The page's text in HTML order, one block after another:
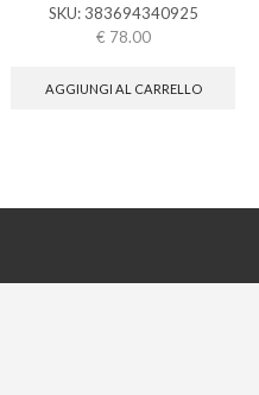
SKU: 383694340925
€ 78.00
AGGIUNGI AL CARRELLO